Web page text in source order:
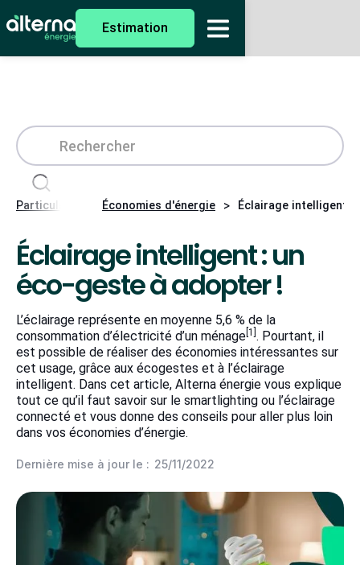
Estimation
Particuliers Économies d'énergie > Éclairage intelligent :
Éclairage intelligent : un
éco-geste à adopter !
L’éclairage représente en moyenne 5,6 % de la
consommation d’électricité d’un ménage [1] . Pourtant, il
est possible de réaliser des économies intéressantes sur
cet usage, grâce aux écogestes et à l’éclairage
intelligent. Dans cet article, Alterna énergie vous explique
tout ce qu’il faut savoir sur le smartlighting ou l’éclairage
connecté et vous donne des conseils pour aller plus loin
dans vos économies d’énergie.
Dernière mise à jour le : 25/11/2022